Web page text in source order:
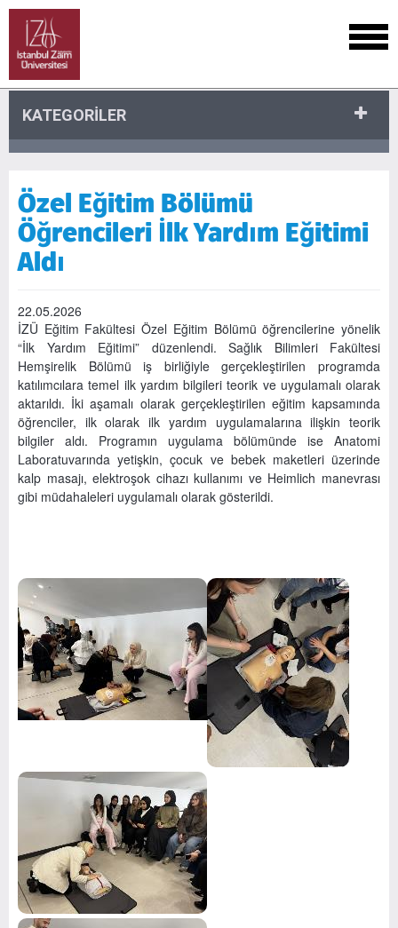
KATEGORİLER
Özel Eğitim Bölümü
Öğrencileri İlk Yardım Eğitimi
Aldı
22.05.2026
İZÜ Eğitim Fakültesi Özel Eğitim Bölümü öğrencilerine yönelik
“İlk Yardım Eğitimi” düzenlendi. Sağlık Bilimleri Fakültesi
Hemşirelik Bölümü iş birliğiyle gerçekleştirilen programda
katılımcılara temel ilk yardım bilgileri teorik ve uygulamalı olarak
aktarıldı. İki aşamalı olarak gerçekleştirilen eğitim kapsamında
öğrenciler, ilk olarak ilk yardım uygulamalarına ilişkin teorik
bilgiler aldı. Programın uygulama bölümünde ise Anatomi
Laboratuvarında yetişkin, çocuk ve bebek maketleri üzerinde
kalp masajı, elektroşok cihazı kullanımı ve Heimlich manevrası
gibi müdahaleleri uygulamalı olarak gösterildi.